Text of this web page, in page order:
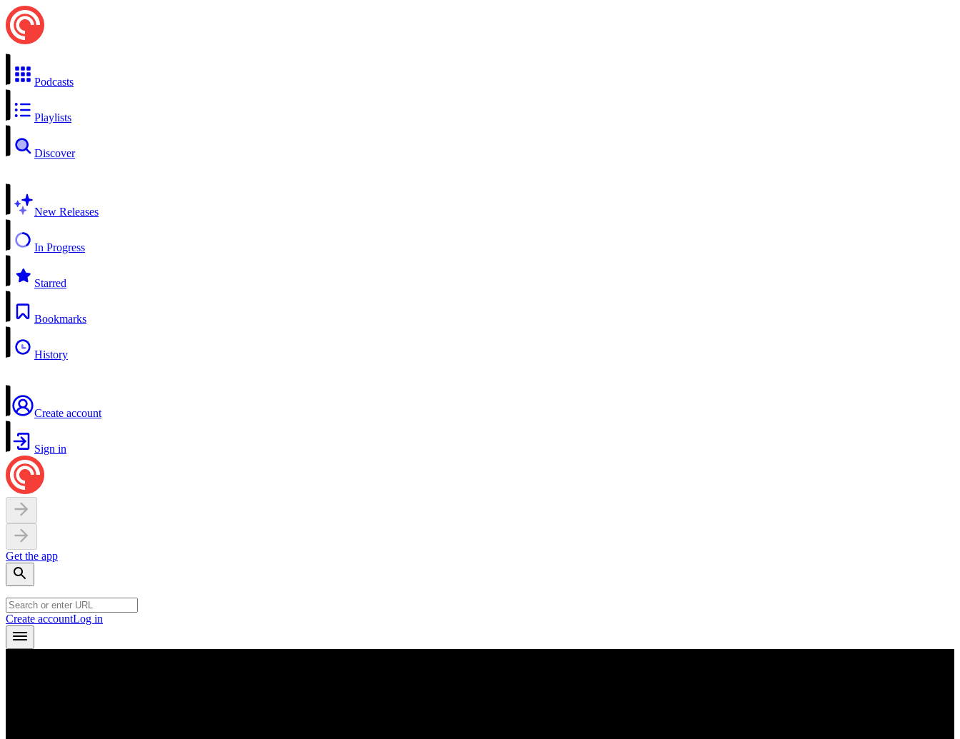
Podcasts
Playlists
Discover
New Releases
In Progress
Starred
Bookmarks
History
Create account
Sign in
Get the app
Create accountLog in